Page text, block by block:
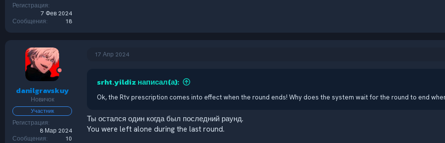
Регистрация
7 Фев 2024
Сообщения
18
danilgravskuy
Новичок
Участник
Регистрация
8 Мар 2024
Сообщения
10
17 Апр 2024
srht.yildiz написал(а):
Ok, the Rtv prescription comes into effect when the round ends! Why does the system wait for the round to end
Ты остался один когда был последний раунд.
You were left alone during the last round.